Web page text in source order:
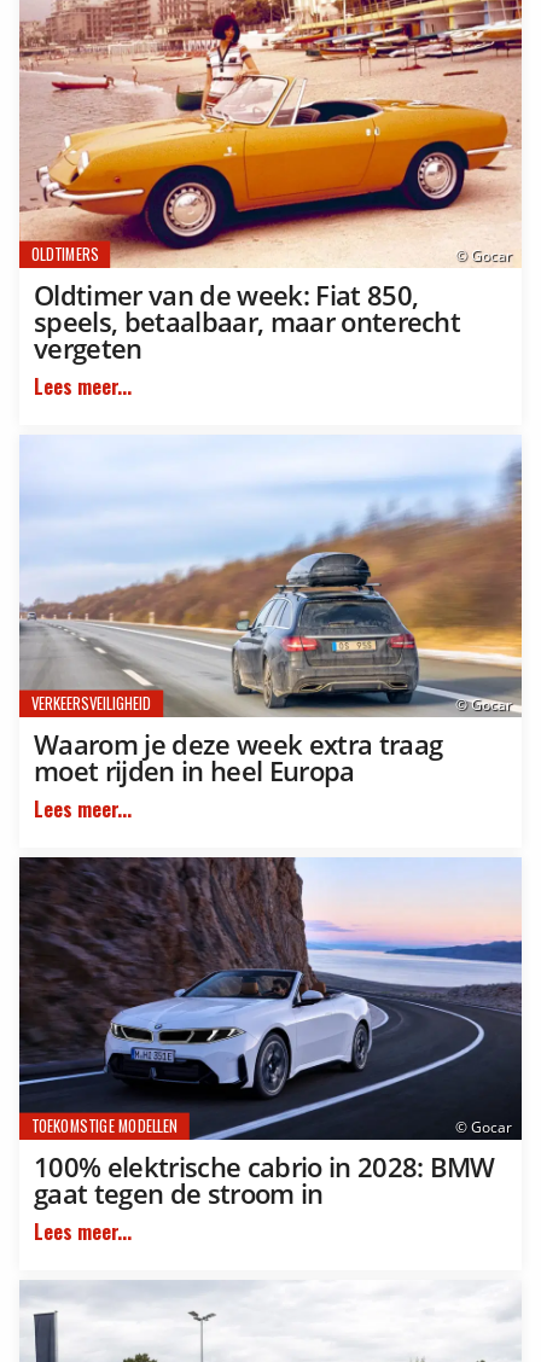
© Gocar
OLDTIMERS
Oldtimer van de week: Fiat 850,
speels, betaalbaar, maar onterecht
vergeten
Lees meer...
© Gocar
VERKEERSVEILIGHEID
Waarom je deze week extra traag
moet rijden in heel Europa
Lees meer...
© Gocar
TOEKOMSTIGE MODELLEN
100% elektrische cabrio in 2028: BMW
gaat tegen de stroom in
Lees meer...